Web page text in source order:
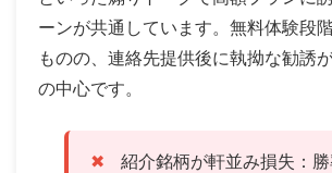
ーンが共通しています。無料体験段
ものの、連絡先提供後に執拗な勧誘
の中心です。
紹介銘柄が軒並み損失：